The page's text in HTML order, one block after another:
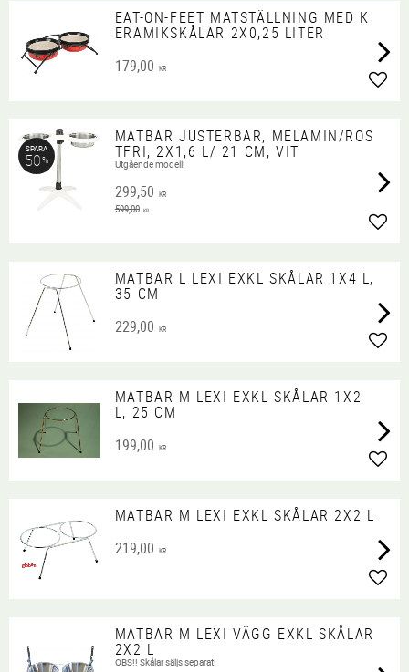
EAT-ON-FEET MATSTÄLLNING MED K
ERAMIKSKÅLAR 2X0,25 LITER
179,00 KR
MATBAR JUSTERBAR, MELAMIN/ROS
TFRI, 2X1,6 L/ 21 CM, VIT
Utgående modell!
299,50 KR
599,00 KR
SPARA
50%
MATBAR L LEXI EXKL SKÅLAR 1X4 L,
35 CM
229,00 KR
MATBAR M LEXI EXKL SKÅLAR 1X2
L, 25 CM
199,00 KR
MATBAR M LEXI EXKL SKÅLAR 2X2 L
219,00 KR
MATBAR M LEXI VÄGG EXKL SKÅLAR
2X2 L
​OBS!! Skålar säljs separat!